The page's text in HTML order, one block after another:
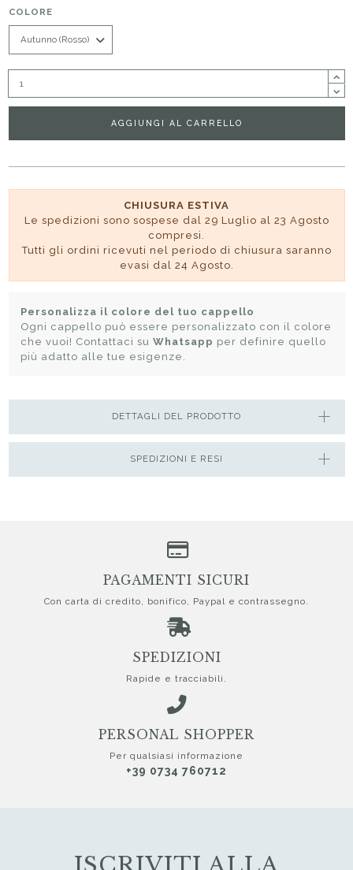
COLORE
AGGIUNGI AL CARRELLO
CHIUSURA ESTIVA
Le spedizioni sono sospese dal 29 Luglio al 23 Agosto
compresi.
Tutti gli ordini ricevuti nel periodo di chiusura saranno
evasi dal 24 Agosto.
Personalizza il colore del tuo cappello
Ogni cappello può essere personalizzato con il colore
che vuoi! Contattaci su Whatsapp per definire quello
più adatto alle tue esigenze.
SPEDIZIONI E RESI
DETTAGLI DEL PRODOTTO
PAGAMENTI SICURI
Con carta di credito, bonifico, Paypal e contrassegno.
SPEDIZIONI
Rapide e tracciabili.
PERSONAL SHOPPER
Per qualsiasi informazione
+39 0734 760712